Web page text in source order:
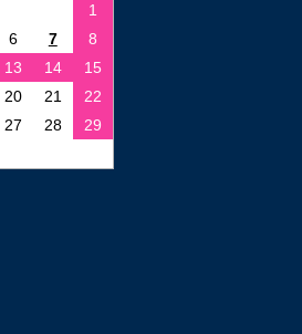
1
6 7
8
13 14
15
20 21
22
27 28
29